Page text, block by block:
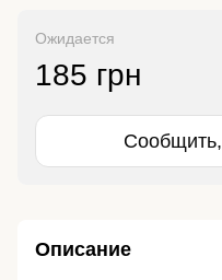
Ожидается
185 грн
Сообщить,
Описание